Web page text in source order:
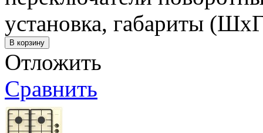
установка, габариты
Отложить
Сравнить